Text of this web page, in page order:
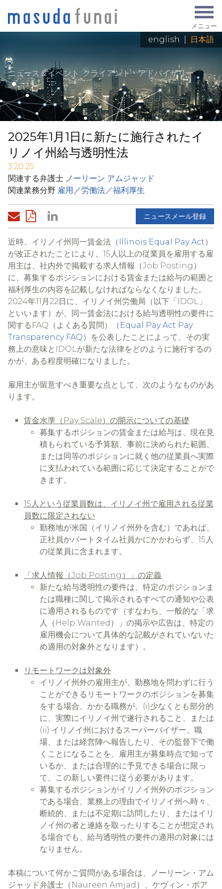
メニュー
english 日本語
ニュース＆イベント: クライアント・アドバイザリー
2025年1月1日に新たに施行されたイ
リノイ州給与透明性法
3.20.25
関連する弁護士 ノーリーン アムジャッド
関連業務分野 雇用／労働法／福利厚生
ニュースメール登録
近時、イリノイ州同一賃金法（ Illinois Equal Pay Act）
が改正されたことにより、15人以上の従業員を雇用する雇
用主は、社内外で掲載する求人情報（Job Posting）
に、募集するポジションにおける賃金または給与の範囲と
福利厚生の内容を記載しなければならなくなりました。
2024年11月22日に、イリノイ州労働局（以下「IDOL」
といいます）が、同一賃金法における給与透明性の要件に
関するFAQ（よくある質問）（ Equal Pay Act Pay
Transparency FAQ）を公表したことによって、その実
務上の意味とIDOLが新たな法律をどのように施行するの
かが、ある程度明確になりました。
雇用主が留意すべき重要な点として、次のようなものがあ
ります。
賃金水準（Pay Scale）の開示についての基礎
募集するポジションの賃金または給与は、現在見
積もられている予算額、事前に決められた範囲、
または同等のポジションに就く他の従業員へ実際
に支払われている範囲に応じて決定することがで
きます。
15人という従業員数は、イリノイ州で雇用される従業
員数に限定されない
勤務地が米国（イリノイ州外を含む）であれば、
正社員かパートタイム社員かにかかわらず、15人
の従業員に含まれます。
「求人情報（Job Posting）」の定義
新たな給与透明性の要件は、特定のポジションま
たは職種に関して掲示されるすべての通知や公表
に適用されるものです（すなわち、一般的な「求
人（Help Wanted）」の掲示や広告は、特定の
雇用機会について具体的な記載がされていないた
め適用の対象外となります）。
リモートワークは対象外
イリノイ州外の雇用主が、勤務地を問わずに行う
ことができるリモートワークのポジションを募集
をする場合、かかる職務が、(i)少なくとも部分的
に、実際にイリノイ州で遂行されること、または
(ii) イリノイ州におけるスーパーバイザー、職
場、または経営陣へ報告したり、その監督下で働
くことになることを、雇用主が募集時点で知って
いるか、または合理的に予見できる場合に限っ
て、この新しい要件に従う必要があります。
募集するポジションがイリノイ州外のポジション
である場合、業務上の理由でイリノイ州へ時々、
断続的、または不定期に訪問したり、またはイリ
ノイ州の者と連絡を取ったりすることが想定され
る場合でも、給与透明性の要件の適用の対象には
なりません。
本稿について何かご質問がある場合は、ノーリーン・アム
ジャッド弁護士（Naureen Amjad）、ケヴィン・ボア